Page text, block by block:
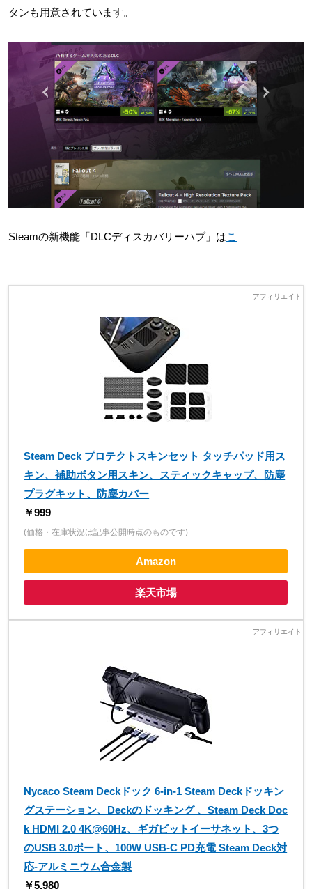
タンも用意されています。
Steamの新機能「DLCディスカバリーハブ」はこ
Steam Deck プロテクトスキンセット タッチパッド用ス
キン、補助ボタン用スキン、スティックキャップ、防塵
プラグキット、防塵カバー
￥999
(価格・在庫状況は記事公開時点のものです)
Amazon
楽天市場
Nycaco Steam Deckドック 6-in-1 Steam Deckドッキン
グステーション、Deckのドッキング 、Steam Deck Doc
k HDMI 2.0 4K@60Hz、ギガビットイーサネット、3つ
のUSB 3.0ポート、100W USB-C PD充電 Steam Deck対
応-アルミニウム合金製
￥5,980